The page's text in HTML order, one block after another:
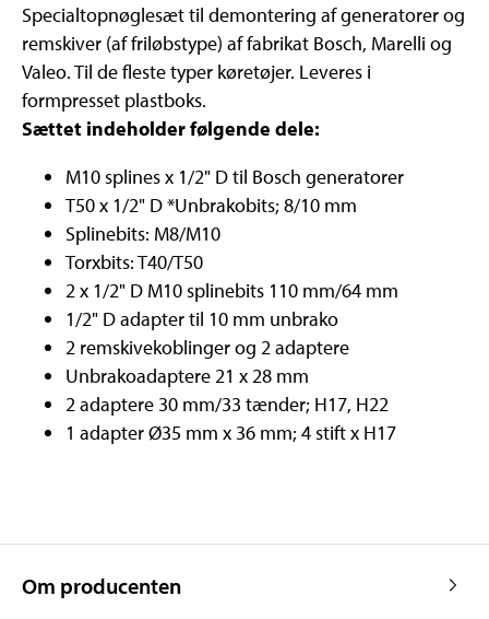
Specialtopnøglesæt til demontering af generatorer og
remskiver (af friløbstype) af fabrikat Bosch, Marelli og
Valeo. Til de fleste typer køretøjer. Leveres i
formpresset plastboks.
Sættet indeholder følgende dele:
M10 splines x 1/2" D til Bosch generatorer
T50 x 1/2" D *Unbrakobits; 8/10 mm
Splinebits: M8/M10
Torxbits: T40/T50
2 x 1/2" D M10 splinebits 110 mm/64 mm
1/2" D adapter til 10 mm unbrako
2 remskivekoblinger og 2 adaptere
Unbrakoadaptere 21 x 28 mm
2 adaptere 30 mm/33 tænder; H17, H22
1 adapter Ø35 mm x 36 mm; 4 stift x H17
Om producenten